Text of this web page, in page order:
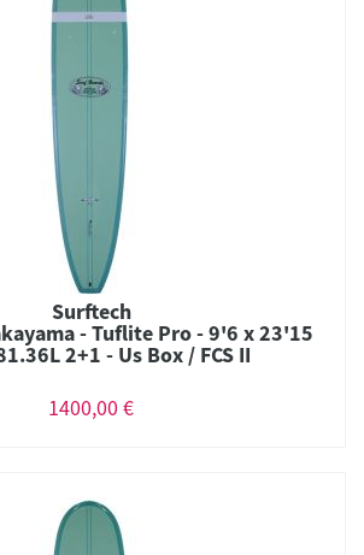
Surftech
- Tuflite Pro - 9'6 x 23'15
2+1 - Us Box / FCS II
1400,00 €